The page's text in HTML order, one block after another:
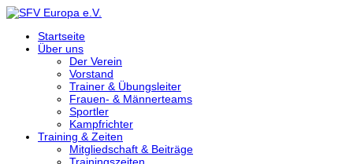
Startseite
Über uns
Der Verein
Vorstand
Trainer & Übungsleiter
Frauen- & Männerteams
Sportler
Kampfrichter
Training & Zeiten
Mitgliedschaft & Beiträge